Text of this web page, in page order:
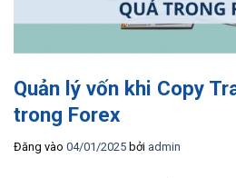
Quản lý vốn khi Copy
trong Forex
Đăng vào 04/01/2025 bởi admin